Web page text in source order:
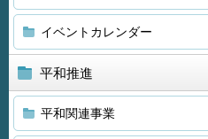
イベントカレンダー
平和推進
平和関連事業